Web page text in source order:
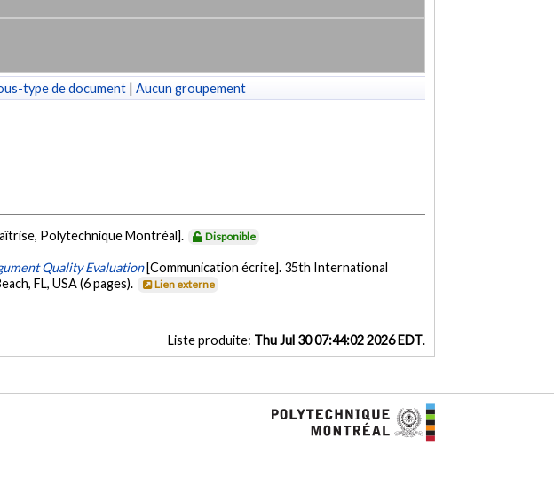
type de document | Aucun groupement
Polytechnique Montréal]. Disponible
Quality Evaluation [Communication écrite]. 35th International
FL, USA (6 pages).
Lien externe
Liste produite: Thu Jul 30 07:44:02 2026 EDT.